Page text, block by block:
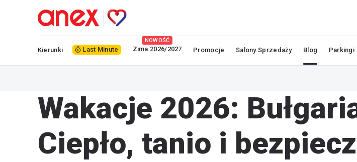
Kierunki Last Minute Zima 2026/2027
NOWOŚĆ
Promocje Salony Sprzedaży Blog Parkingi
Wakacje 2026:
Ciepło, tanio i